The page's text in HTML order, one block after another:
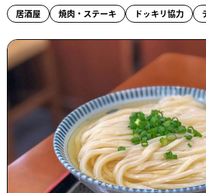
居酒屋 焼肉・ステーキ ドッキリ協力